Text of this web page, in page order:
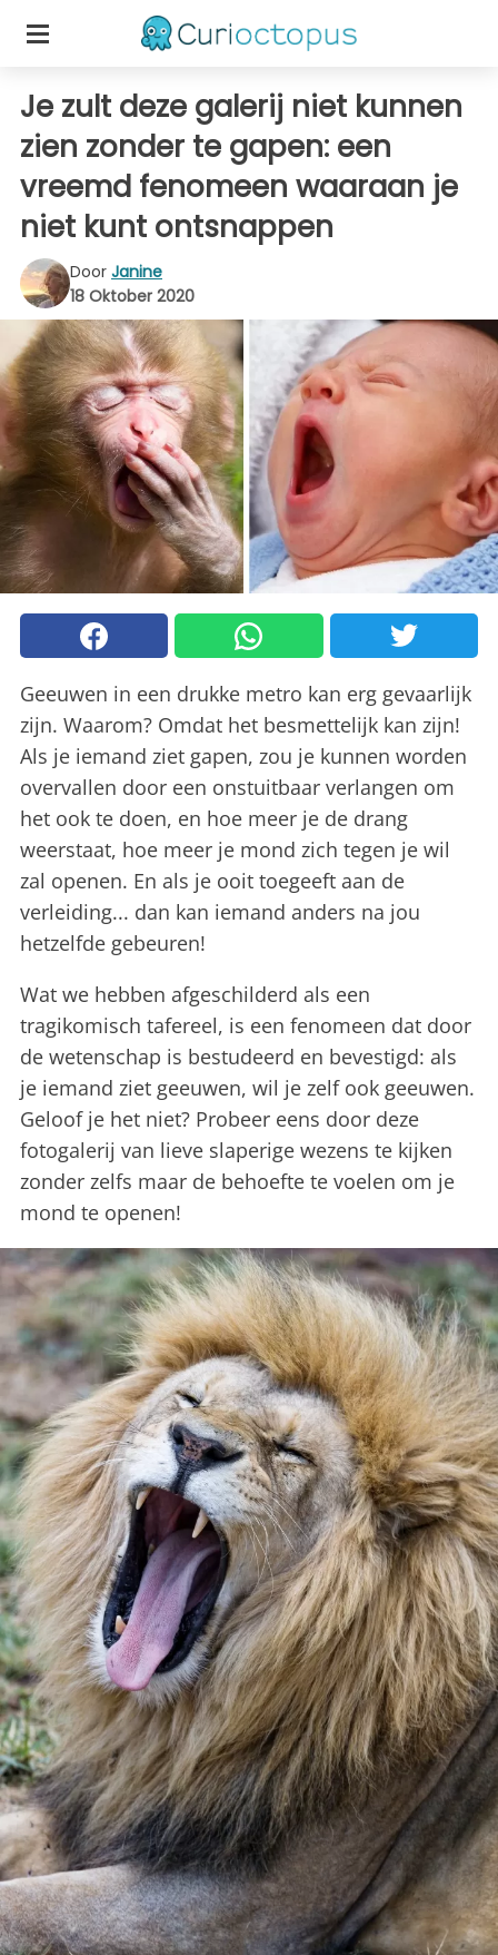
Je zult deze galerij niet kunnen
zien zonder te gapen: een
vreemd fenomeen waaraan je
niet kunt ontsnappen
Door Janine
18 Oktober 2020
Geeuwen in een drukke metro kan erg gevaarlijk
zijn. Waarom? Omdat het besmettelijk kan zijn!
Als je iemand ziet gapen, zou je kunnen worden
overvallen door een onstuitbaar verlangen om
het ook te doen, en hoe meer je de drang
weerstaat, hoe meer je mond zich tegen je wil
zal openen. En als je ooit toegeeft aan de
verleiding... dan kan iemand anders na jou
hetzelfde gebeuren!
Wat we hebben afgeschilderd als een
tragikomisch tafereel, is een fenomeen dat door
de wetenschap is bestudeerd en bevestigd: als
je iemand ziet geeuwen, wil je zelf ook geeuwen.
Geloof je het niet? Probeer eens door deze
fotogalerij van lieve slaperige wezens te kijken
zonder zelfs maar de behoefte te voelen om je
mond te openen!